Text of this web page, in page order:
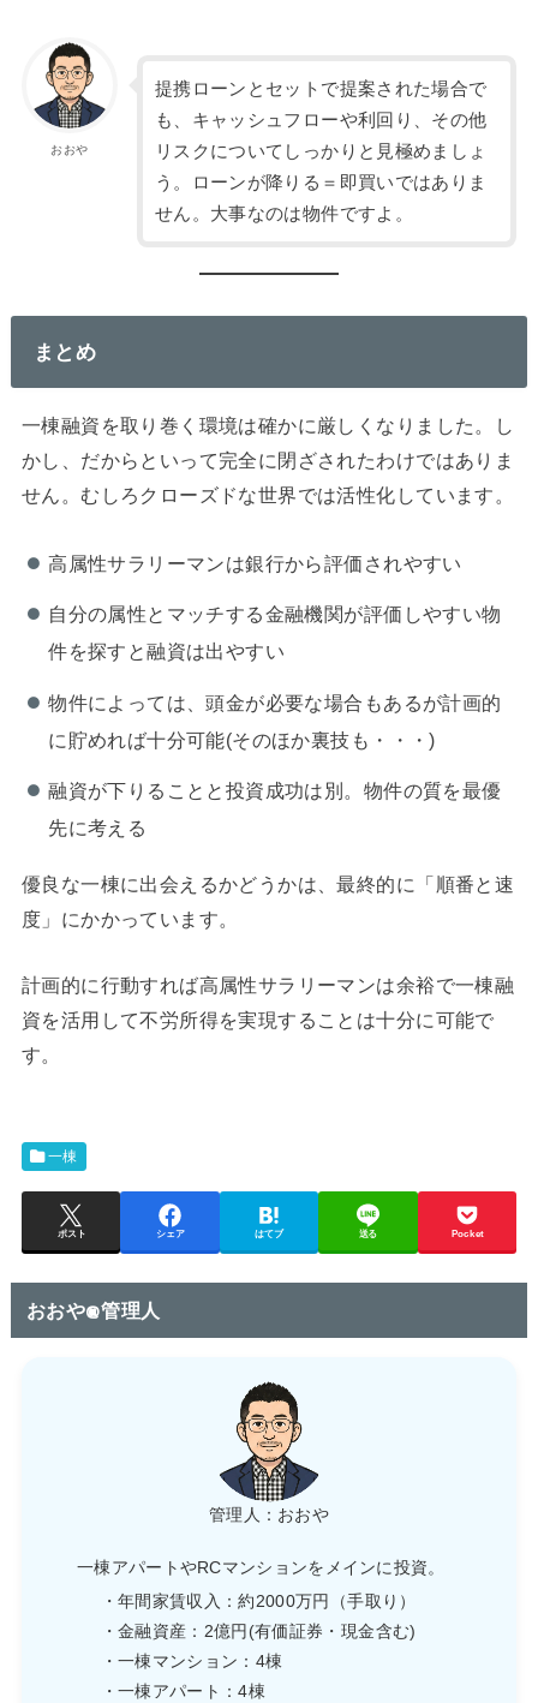
おおや
提携ローンとセットで提案された場合で
も、キャッシュフローや利回り、その他
リスクについてしっかりと見極めましょ
う。ローンが降りる＝即買いではありま
せん。大事なのは物件ですよ。
まとめ
一棟融資を取り巻く環境は確かに厳しくなりました。し
かし、だからといって完全に閉ざされたわけではありま
せん。むしろクローズドな世界では活性化しています。
高属性サラリーマンは銀行から評価されやすい
自分の属性とマッチする金融機関が評価しやすい物
件を探すと融資は出やすい
物件によっては、頭金が必要な場合もあるが計画的
に貯めれば十分可能(そのほか裏技も・・・)
融資が下りることと投資成功は別。物件の質を最優
先に考える
優良な一棟に出会えるかどうかは、最終的に「順番と速
度」にかかっています。
計画的に行動すれば高属性サラリーマンは余裕で一棟融
資を活用して不労所得を実現することは十分に可能で
す。
一棟
ポスト シェア はてブ 送る Pocket
おおや@管理人
管理人：おおや
一棟アパートやRCマンションをメインに投資。
・年間家賃収入：約2000万円（手取り）
・金融資産：2億円(有価証券・現金含む)
・一棟マンション：4棟
・一棟アパート：4棟